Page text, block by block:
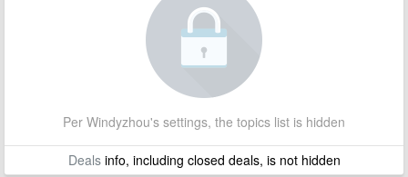
Per Windyzhou's settings, the topics list is hidden
Dealsinfo, including closed deals, is not hidden